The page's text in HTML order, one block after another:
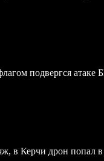
подвергся
в Керчи дрон попал